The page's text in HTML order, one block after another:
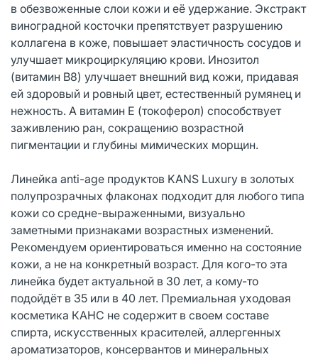
в обезвоженные слои кожи и её удержание. Экстракт
виноградной косточки препятствует разрушению
коллагена в коже, повышает эластичность сосудов и
улучшает микроциркуляцию крови. Инозитол
(витамин B8) улучшает внешний вид кожи, придавая
ей здоровый и ровный цвет, естественный румянец и
нежность. А витамин Е (токоферол) способствует
заживлению ран, сокращению возрастной
пигментации и глубины мимических морщин.
Линейка anti-age продуктов KANS Luxury в золотых
полупрозрачных флаконах подходит для любого типа
кожи со средне-выраженными, визуально
заметными признаками возрастных изменений.
Рекомендуем ориентироваться именно на состояние
кожи, а не на конкретный возраст. Для кого-то эта
линейка будет актуальной в 30 лет, а кому-то
подойдёт в 35 или в 40 лет. Премиальная уходовая
косметика КАНС не содержит в своем составе
спирта, искусственных красителей, аллергенных
ароматизаторов, консервантов и минеральных